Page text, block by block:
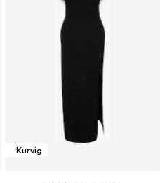
Kurvig